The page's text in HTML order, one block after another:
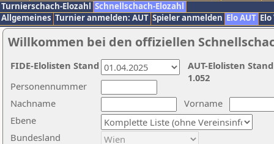
Turnierschach-Elozahl Schnellschach-Elozahl
Allgemeines Turnier anmelden: AUT Spieler anmelden Elo AUT
Willkommen bei den offiziellen
Nachname
Vorname
Ebene
Personennummer
Bundesland
AUT-Elolisten
1.052
FIDE-Elolisten Stand